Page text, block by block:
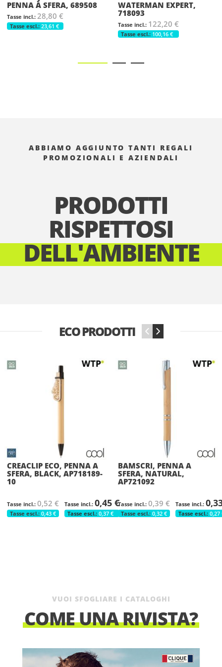
WATERMAN EXPERT,
718093
122,20 €
SFERA, 718098
23,28 €
ABBIAMO AGGIUNTO TANTI REGALI
PROMOZIONALI E AZIENDALI
PRODOTTI
RISPETTOSI
DELL'AMBIENTE
ECO PRODOTTI ‹ ›
CREACLIP ECO, PENNA A
SFERA, BLACK, AP718189-
10
0,52 €
0,43 €
0,45 €
0,37 €
BAMSCRI, PENNA A
SFERA, NATURAL,
AP721092
0,39 €
0,32 € 0,27
VUOI SFOGLIARE I CATALOGHI
COME UNA RIVISTA?